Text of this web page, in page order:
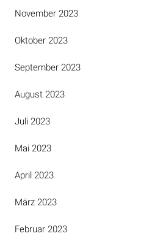
November 2023
Oktober 2023
September 2023
August 2023
Juli 2023
Mai 2023
April 2023
März 2023
Februar 2023